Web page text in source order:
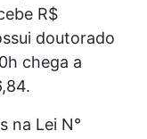
R$
doutorado
chega a
na Lei N°